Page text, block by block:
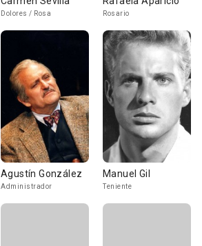
Dolores / Rosa Rosario
Agustín González
Administrador
Manuel Gil
Teniente